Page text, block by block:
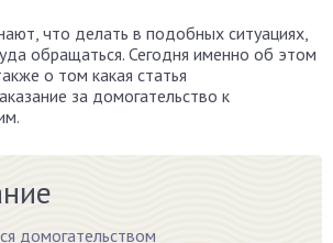
что делать в подобных ситуациях,
обращаться. Сегодня именно об этом
о том какая статья
за домогательство к
домогательством